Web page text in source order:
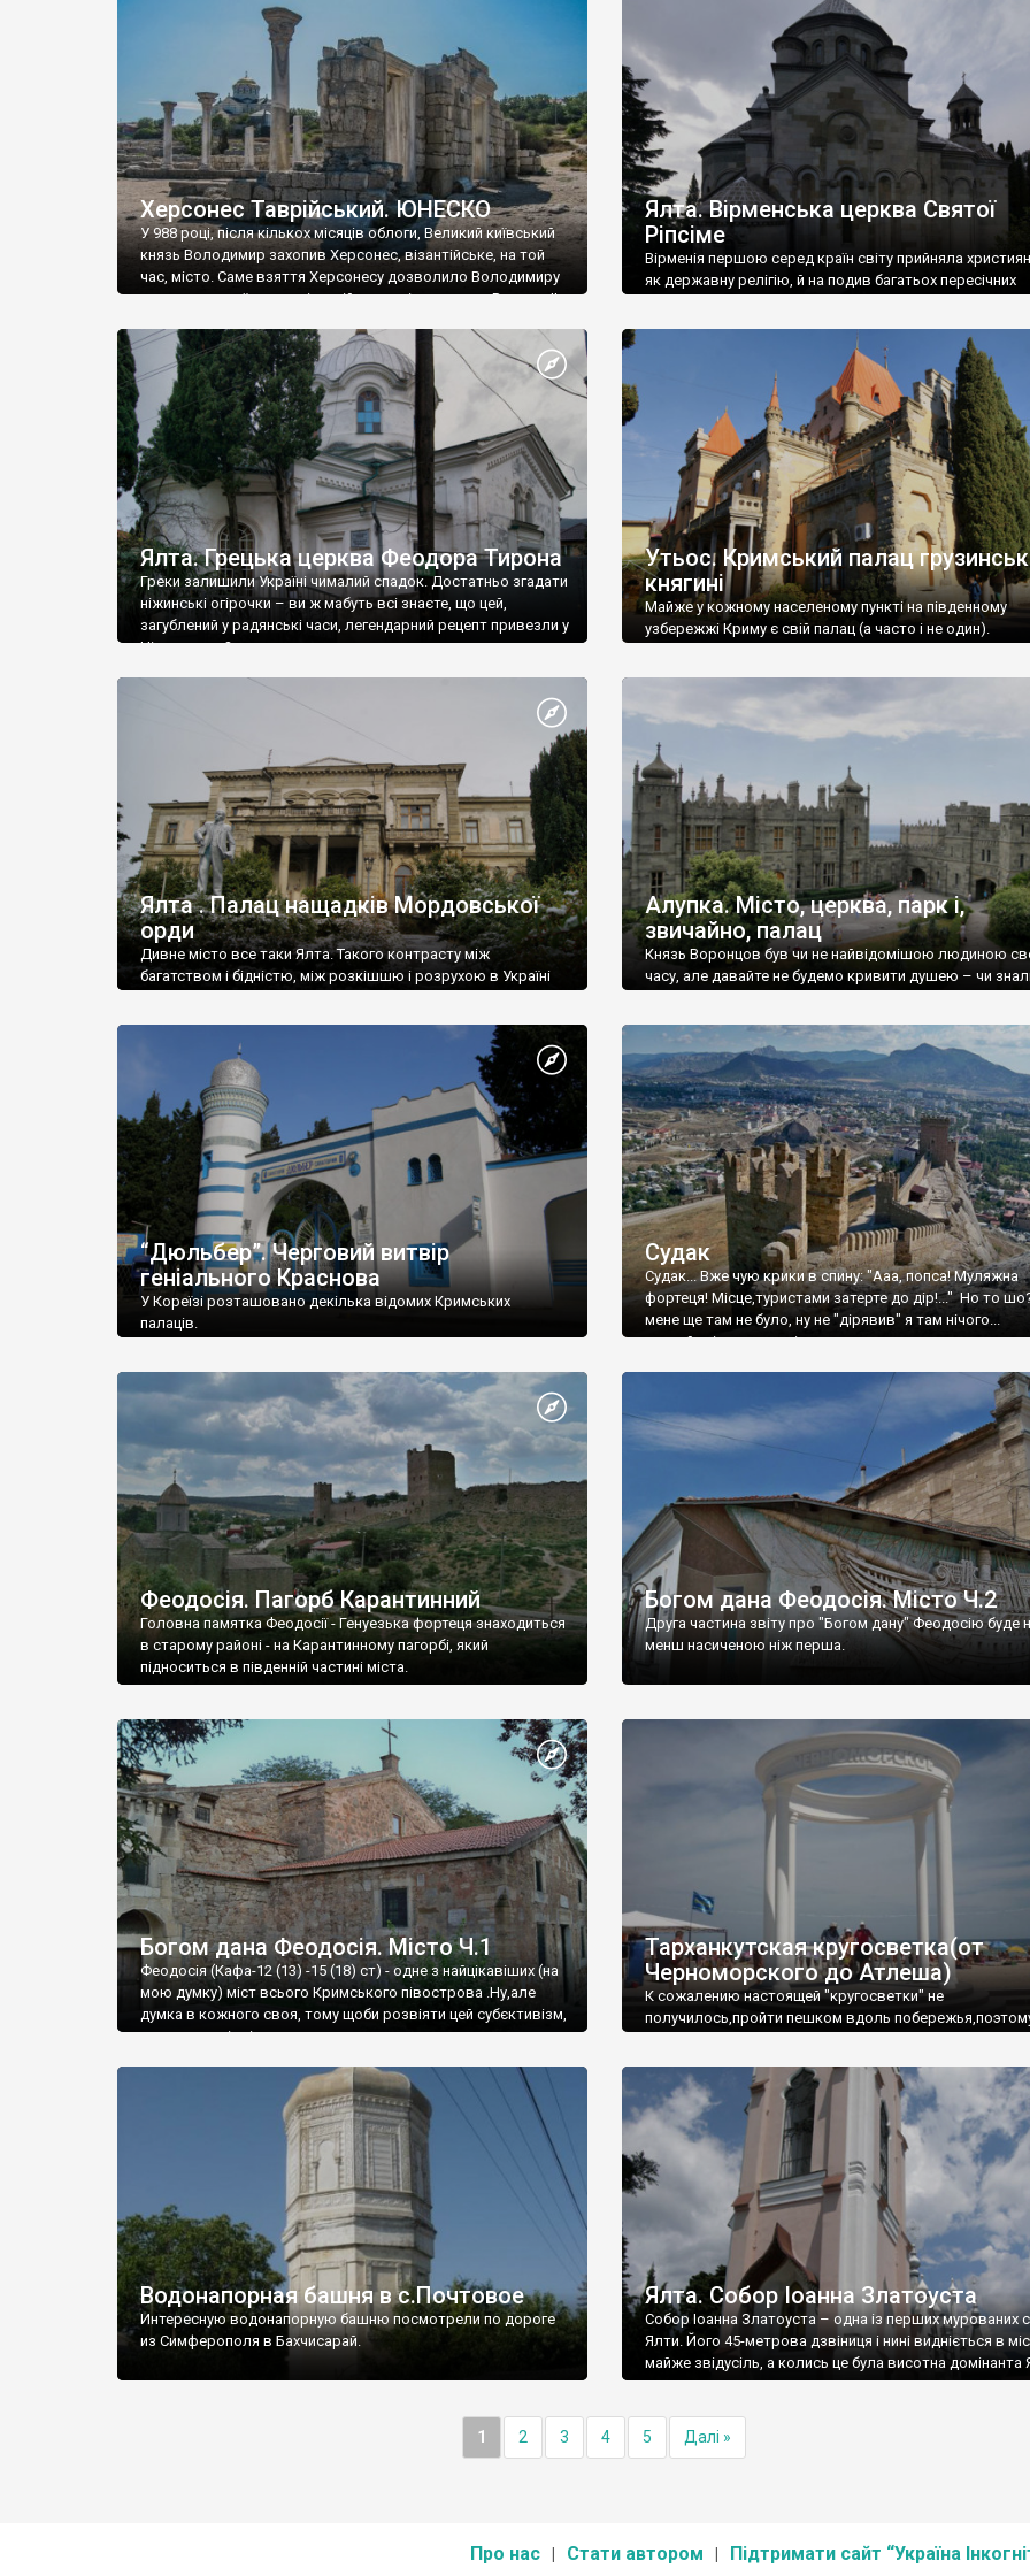
візантійської доби. Раритети викрадені з фондів об’єкту
культурної спадщини ЮНЕСКО «Херсонеса Таврійського».
Офіційно – на виставку «Золото Візантії», але експерти та
влада в Україні вважають це лише […]
називаються «повстяками» (postaki)…” “Вино. Крим
виробляє відмінне вино і його вдосталь: воно все
легке біле і дуже […]
Херсонес Таврійський. ЮНЕСКО
У 988 році, після кількох місяців облоги, Великий київський
князь Володимир захопив Херсонес, візантійське, на той
час, місто. Саме взяття Херсонесу дозволило Володимиру
диктувати свої умови візантійському імператору Василю ІІ,
Херсонесі Володимир-язичник, став Василем-
християнином. А потім було Хрещення Русі. На честь
Херсонесу Таврійського названо місто […]
Ялта. Вірменська церква Святої
Ріпсіме
Вірменія першою серед країн світу прийняла
як державну релігію, й на подив багатьох пересічних
Ялта. Грецька церква Феодора Тирона
Греки залишили Україні чималий спадок. Достатньо згадати
ніжинські огірочки – ви ж мабуть всі знаєте, що цей,
загублений у радянські часи, легендарний рецепт привезли у
Ніжин греки?
Утьос. Кримський палац
княгині
Майже у кожному населеному пункті на південному
узбережжі Криму є свій палац (а часто і не один).
Ялта . Палац нащадків Мордовської
орди
Дивне місто все таки Ялта. Такого контрасту між
багатством і бідністю, між розкішшю і розрухою в Україні
Алупка. Місто, церква, парк і,
звичайно, палац
Князь Воронцов був чи не найвідомішою людиною
часу, але давайте не будемо кривити душею – чи
“Дюльбер”. Черговий витвір
геніального Краснова
У Кореїзі розташовано декілька відомих Кримських
палаців.
Судак
Судак... Вже чую крики в спину: "Ааа, попса! Муляжна
фортеця! Місце,туристами затерте до дір!..." Но то
мене ще там не було, ну не "дірявив" я там нічого...
принаймні до цього літа.
Феодосія. Пагорб Карантинний
Головна памятка Феодосії - Генуезька фортеця знаходиться
в старому районі - на Карантинному пагорбі, який
підноситься в південній частині міста.
Богом дана Феодосія. Місто Ч.2
Друга частина звіту про "Богом дану" Феодосію буде
менш насиченою ніж перша.
Богом дана Феодосія. Місто Ч.1
Феодосія (Кафа-12 (13) -15 (18) ст) - одне з найцікавіших (на
мою думку) міст всього Кримського півострова .Ну,але
думка в кожного своя, тому щоби розвіяти цей субєктивізм,
запрошую відвідати це
Тарханкутская кругосветка(от
Черноморского до Атлеша)
К сожалению настоящей "кругосветки" не
получилось,пройти пешком вдоль
Водонапорная башня в с.Почтовое
Интересную водонапорную башню посмотрели по дороге
из Симферополя в Бахчисарай.
Ялта. Собор Іоанна Златоуста
Собор Іоанна Златоуста – одна із перших мурованих
Ялти. Його 45-метрова дзвіниця і нині видніється в
майже звідусіль, а колись це була висотна домінанта
1 2 3 4 5 Далі »
Про нас Стати автором Підтримати сайт “Україна